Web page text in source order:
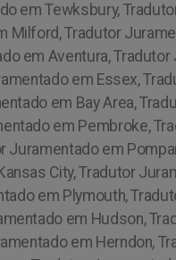
em Tewksbury,
Milford, Tradutor
em Aventura,
em Essex,
em Bay Area,
em Pembroke,
Juramentado em
City, Tradutor
em Plymouth,
em Hudson,
em Herndon,